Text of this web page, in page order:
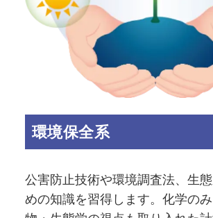
環境保全系
公害防止技術や環境調査法、生
めの知識を習得します。化学の